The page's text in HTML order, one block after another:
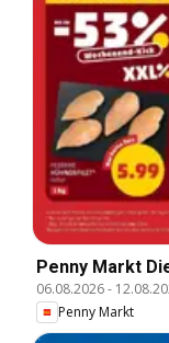
Penny Markt
06.08.2026-
Penny Markt